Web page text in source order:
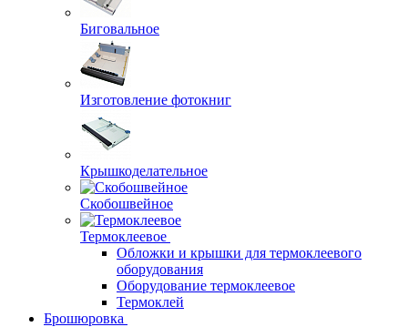
Биговальное
Изготовление фотокниг
Крышкоделательное
Скобошвейное
Термоклеевое
Обложки и крышки для термоклеевого
оборудования
Оборудование термоклеевое
Термоклей
Брошюровка